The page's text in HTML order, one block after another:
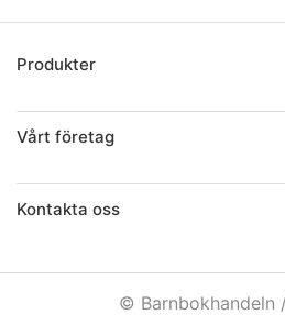
Produkter
Vårt företag
Kontakta oss
© Barnbokhandeln